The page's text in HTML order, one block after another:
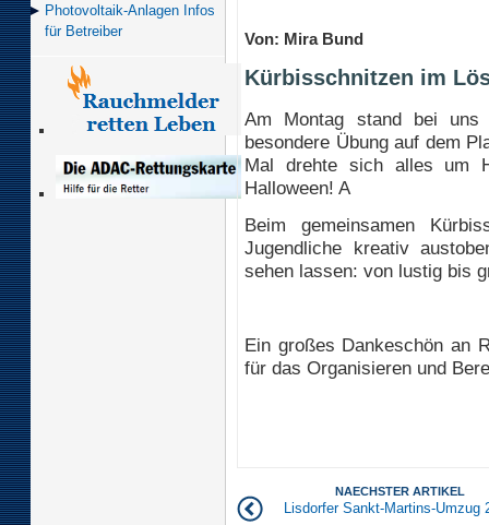
Photovoltaik-Anlagen Infos
für Betreiber
Von: Mira Bund
Kürbisschnitzen im
Am Montag stand bei uns
besondere Übung auf dem
Mal drehte sich alles um
Halloween! A
Beim gemeinsamen
Jugendliche kreativ
sehen lassen: von lustig bis
Ein großes Dankeschön an
für das Organisieren und
NAECHSTER ARTIKEL
Lisdorfer Sankt-Martins-Umzug